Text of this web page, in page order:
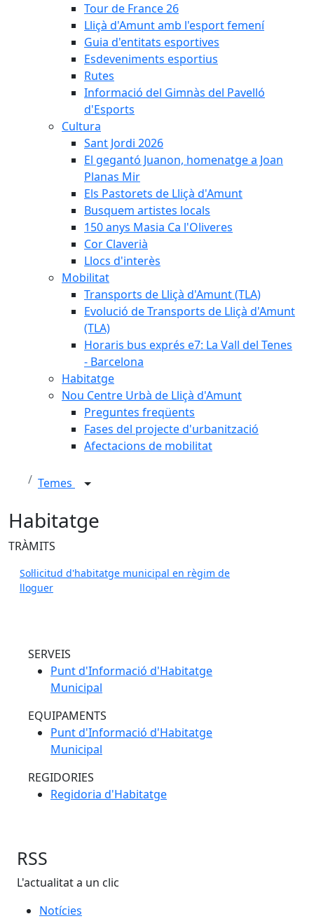
Tour de France 26
Lliçà d'Amunt amb l'esport femení
Guia d'entitats esportives
Esdeveniments esportius
Rutes
Informació del Gimnàs del Pavelló
d'Esports
Cultura
Sant Jordi 2026
El gegantó Juanon, homenatge a Joan
Planas Mir
Els Pastorets de Lliçà d'Amunt
Busquem artistes locals
150 anys Masia Ca l'Oliveres
Cor Claverià
Llocs d'interès
Mobilitat
Transports de Lliçà d'Amunt (TLA)
Evolució de Transports de Lliçà d'Amunt
(TLA)
Horaris bus exprés e7: La Vall del Tenes
- Barcelona
Habitatge
Nou Centre Urbà de Lliçà d'Amunt
Preguntes freqüents
Fases del projecte d'urbanització
Afectacions de mobilitat
Temes
Habitatge
TRÀMITS
Sol·licitud d'habitatge municipal en règim de
lloguer
SERVEIS
Punt d'Informació d'Habitatge
Municipal
EQUIPAMENTS
Punt d'Informació d'Habitatge
Municipal
REGIDORIES
Regidoria d'Habitatge
RSS
L'actualitat a un clic
Notícies